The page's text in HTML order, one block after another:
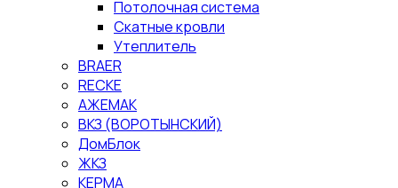
Потолочная система
Скатные кровли
Утеплитель
BRAER
RECKE
АЖЕМАК
ВКЗ (ВОРОТЫНСКИЙ)
ДомБлок
ЖКЗ
КЕРМА